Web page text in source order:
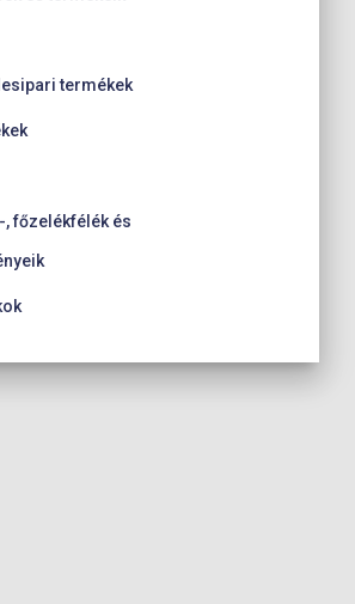
termékek
főzelékfélék és